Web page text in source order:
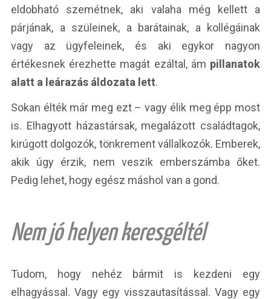
eldobható szemétnek, aki valaha még kellett a
párjának, a szüleinek, a barátainak, a kollégáinak
vagy az ügyfeleinek, és aki egykor nagyon
értékesnek érezhette magát ezáltal, ám pillanatok
alatt a leárazás áldozata lett.
Sokan élték már meg ezt – vagy élik meg épp most
is. Elhagyott házastársak, megalázott családtagok,
kirúgott dolgozók, tönkrement vállalkozók. Emberek,
akik úgy érzik, nem veszik emberszámba őket.
Pedig lehet, hogy egész máshol van a gond.
Nem jó helyen keresgéltél
Tudom, hogy nehéz bármit is kezdeni egy
elhagyással. Vagy egy visszautasítással. Vagy egy